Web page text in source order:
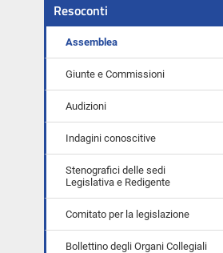
Resoconti
Assemblea
Giunte e Commissioni
Audizioni
Indagini conoscitive
Stenografici delle sedi
Legislativa e Redigente
Comitato per la legislazione
Bollettino degli Organi Collegiali